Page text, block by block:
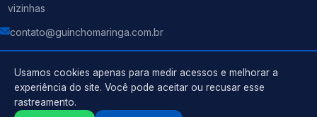
vizinhas
contato@guinchomaringa.com.br
Usamos cookies apenas para medir acessos e melhorar a
experiência do site. Você pode aceitar ou recusar esse
rastreamento.